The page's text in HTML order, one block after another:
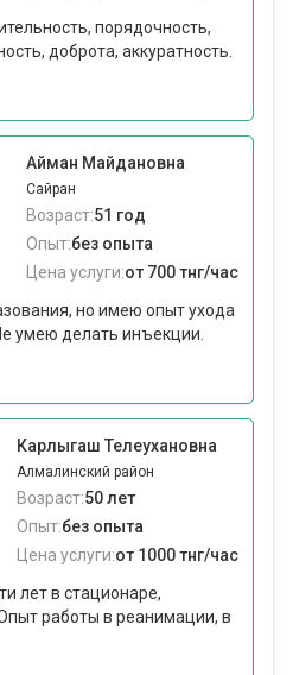
порядочность,
доброта, аккуратность.
Айман Майдановна
Сайран
Возраст:51 год
Опыт:без опыта
Цена услуги:от 700 тнг/час
но имею опыт ухода
умею делать инъекции.
Карлыгаш Телеухановна
Алмалинский район
Возраст:50 лет
Опыт:без опыта
Цена услуги:от 1000 тнг/час
лет в стационаре,
работы в реанимации, в